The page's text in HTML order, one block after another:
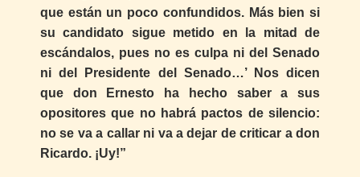
que están un poco confundidos. Más bien si
su candidato sigue metido en la mitad de
escándalos, pues no es culpa ni del Senado
ni del Presidente del Senado…’ Nos dicen
que don Ernesto ha hecho saber a sus
opositores que no habrá pactos de silencio:
no se va a callar ni va a dejar de criticar a don
Ricardo. ¡Uy!”